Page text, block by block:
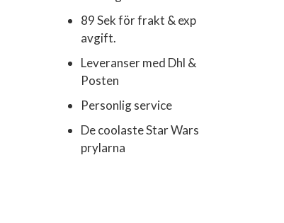
89 Sek för frakt & exp
avgift.
Leveranser med Dhl &
Posten
Personlig service
De coolaste Star Wars
prylarna